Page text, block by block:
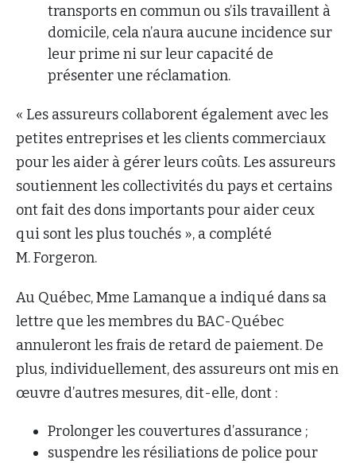
transports en commun ou s’ils travaillent à
domicile, cela n’aura aucune incidence sur
leur prime ni sur leur capacité de
présenter une réclamation.
« Les assureurs collaborent également avec les
petites entreprises et les clients commerciaux
pour les aider à gérer leurs coûts. Les assureurs
soutiennent les collectivités du pays et certains
ont fait des dons importants pour aider ceux
qui sont les plus touchés », a complété
M. Forgeron.
Au Québec, Mme Lamanque a indiqué dans sa
lettre que les membres du BAC-Québec
annuleront les frais de retard de paiement. De
plus, individuellement, des assureurs ont mis en
œuvre d’autres mesures, dit-elle, dont :
Prolonger les couvertures d’assurance ;
suspendre les résiliations de police pour